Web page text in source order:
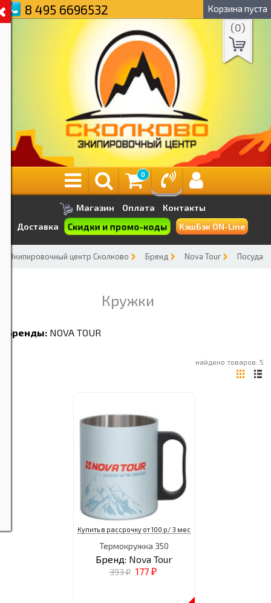
8 495 6696532 Корзина пуста
(0)
0
Магазин Оплата
Контакты
Доставка
Скидки и промо-коды КэшБэк ON-Line
Экипировочный центр Сколково Бренд Nova Tour Посуда
Кружки
Бренды: NOVA TOUR
найдено товаров: 5
Купить в рассрочку от 100 р/ 3 мес
Термокружка 350
Бренд: Nova Tour
393₽ 177 ₽